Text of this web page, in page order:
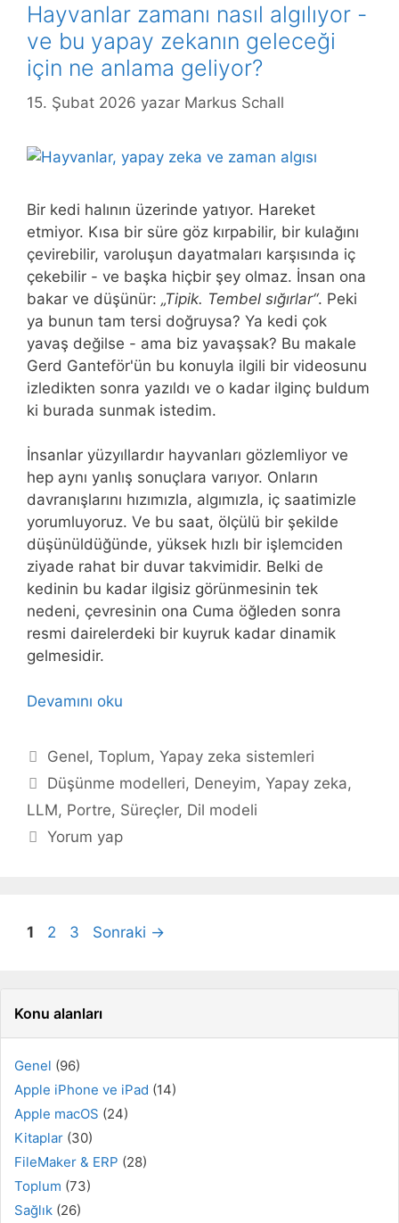
Hayvanlar zamanı nasıl algılıyor -
ve bu yapay zekanın geleceği
için ne anlama geliyor?
15. Şubat 2026 yazar Markus Schall
Bir kedi halının üzerinde yatıyor. Hareket
etmiyor. Kısa bir süre göz kırpabilir, bir kulağını
çevirebilir, varoluşun dayatmaları karşısında iç
çekebilir - ve başka hiçbir şey olmaz. İnsan ona
bakar ve düşünür: „Tipik. Tembel sığırlar“. Peki
ya bunun tam tersi doğruysa? Ya kedi çok
yavaş değilse - ama biz yavaşsak? Bu makale
Gerd Ganteför'ün bu konuyla ilgili bir videosunu
izledikten sonra yazıldı ve o kadar ilginç buldum
ki burada sunmak istedim.
İnsanlar yüzyıllardır hayvanları gözlemliyor ve
hep aynı yanlış sonuçlara varıyor. Onların
davranışlarını hızımızla, algımızla, iç saatimizle
yorumluyoruz. Ve bu saat, ölçülü bir şekilde
düşünüldüğünde, yüksek hızlı bir işlemciden
ziyade rahat bir duvar takvimidir. Belki de
kedinin bu kadar ilgisiz görünmesinin tek
nedeni, çevresinin ona Cuma öğleden sonra
resmi dairelerdeki bir kuyruk kadar dinamik
gelmesidir.
Devamını oku
Kategoriler
Genel,Toplum,Yapay zeka sistemleri
Etiketler
Düşünme modelleri, Deneyim,Yapay zeka,
LLM, Portre, Süreçler, Dil modeli
Yorum yap
Sayfa
1 Sayfa
2 Sayfa
3 Sonraki →
Konu alanları
Genel (96)
Apple iPhone ve iPad (14)
Apple macOS (24)
Kitaplar (30)
FileMaker & ERP (28)
Toplum (73)
Sağlık (26)